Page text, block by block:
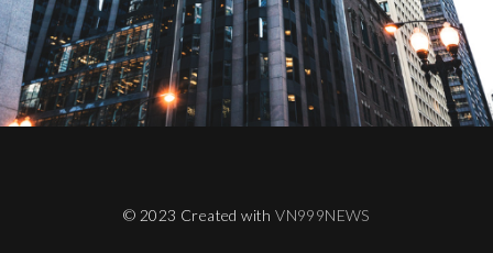
© 2023 Created withVN999NEWS